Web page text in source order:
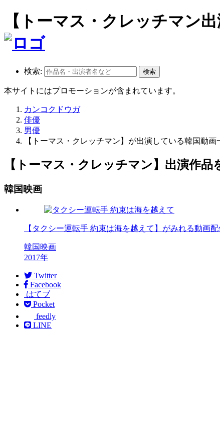
【トーマス・クレッチマン
検索:
本サイトにはプロモーションが含まれています。
カンコクドウガ
俳優
男優
【トーマス・クレッチマン】が出演している韓国動画
【トーマス・クレッチマン】出演作品
韓国映画
【タクシー運転手 約束は海を越えて】がみれる動画
韓国映画
2017年
Twitter
Facebook
はてブ
Pocket
feedly
LINE